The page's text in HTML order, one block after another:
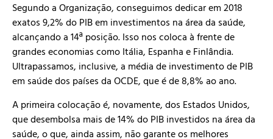
Segundo a Organização, conseguimos dedicar em 2018
exatos 9,2% do PIB em investimentos na área da saúde,
alcançando a 14ª posição. Isso nos coloca à frente de
grandes economias como Itália, Espanha e Finlândia.
Ultrapassamos, inclusive, a média de investimento de PIB
em saúde dos países da OCDE, que é de 8,8% ao ano.
A primeira colocação é, novamente, dos Estados Unidos,
que desembolsa mais de 14% do PIB investidos na área da
saúde, o que, ainda assim, não garante os melhores